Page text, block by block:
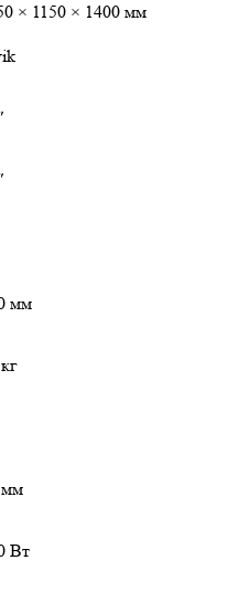
× 1150 × 1400 мм
мм
Вт